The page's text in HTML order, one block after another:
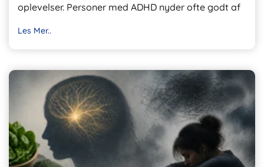
oplevelser. Personer med ADHD nyder ofte godt af
Les Mer..